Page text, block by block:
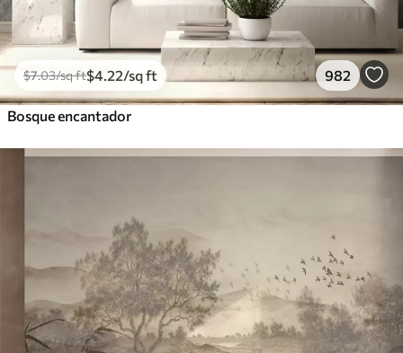
$7.03/sq ft$4 .22/sq ft 982
Bosque encantador